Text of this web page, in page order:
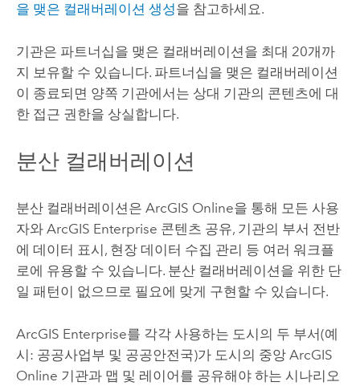
을 맺은 컬래버레이션 생성을 참고하세요.
기관은 파트너십을 맺은 컬래버레이션을 최대 20개까
지 보유할 수 있습니다. 파트너십을 맺은 컬래버레이션
이 종료되면 양쪽 기관에서는 상대 기관의 콘텐츠에 대
한 접근 권한을 상실합니다.
분산 컬래버레이션
분산 컬래버레이션은 ArcGIS Online을 통해 모든 사용
자와 ArcGIS Enterprise 콘텐츠 공유, 기관의 부서 전반
에 데이터 표시, 현장 데이터 수집 관리 등 여러 워크플
로에 유용할 수 있습니다. 분산 컬래버레이션을 위한 단
일 패턴이 없으므로 필요에 맞게 구현할 수 있습니다.
ArcGIS Enterprise를 각각 사용하는 도시의 두 부서(예
시: 공공사업부 및 공공안전국)가 도시의 중앙 ArcGIS
Online 기관과 맵 및 레이어를 공유해야 하는 시나리오